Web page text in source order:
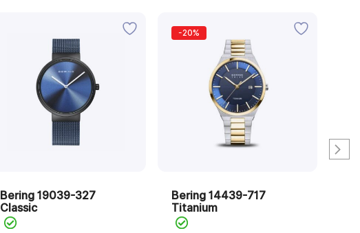
Bering 19039-327
Classic
-20%
Bering 14439-717
Titanium